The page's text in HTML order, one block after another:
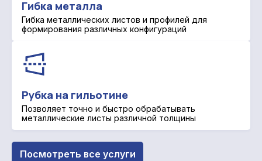
Гибка металла
Гибка металлических листов и профилей для
формирования различных конфигураций
Рубка на гильотине
Позволяет точно и быстро обрабатывать
металлические листы различной толщины
Посмотреть все услуги